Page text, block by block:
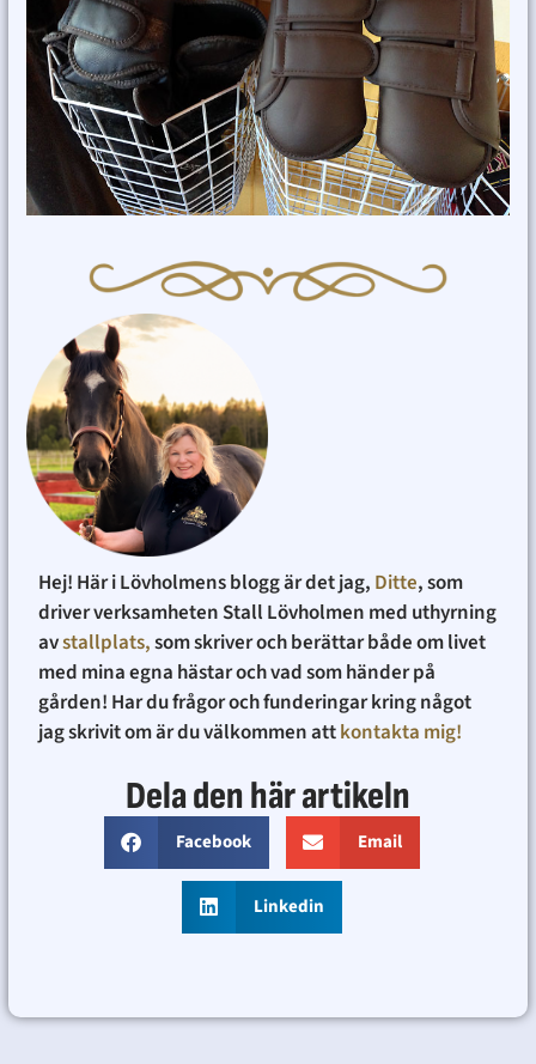
Hej! Här i Lövholmens blogg är det jag, Ditte, som
driver verksamheten Stall Lövholmen med uthyrning
avstallplats,som skriver och berättar både om livet
med mina egna hästar och vad som händer på
gården! Har du frågor och funderingar kring något
jag skrivit om är du välkommen attkontakta mig!
Dela den här artikeln
Facebook Email
Linkedin